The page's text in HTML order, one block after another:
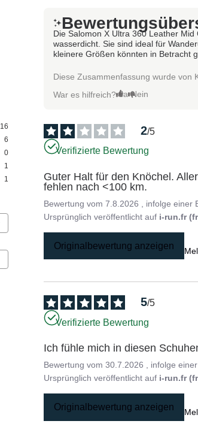
16
6
0
1
1
Die Salomon X Ultra 360 Leather
wasserdicht. Sie sind ideal für
kleinere Größen könnten in Betracht
Diese Zusammenfassung wurde von
War es hilfreich? Ja Nein
2/5
Verifizierte Bewertung
Guter Halt für den Knöchel.
fehlen nach <100 km.
Bewertung vom7.8.2026 , infolge einer
Ursprünglich veröffentlicht auf i-run.fr
Originalbewertung anzeigen
5/5
Verifizierte Bewertung
Ich fühle mich in diesen
Bewertung vom30.7.2026 , infolge
Ursprünglich veröffentlicht auf i-run.fr
Originalbewertung anzeigen